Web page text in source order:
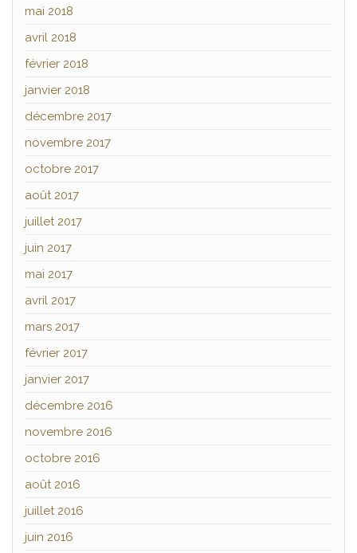
mai 2018
avril 2018
février 2018
janvier 2018
décembre 2017
novembre 2017
octobre 2017
août 2017
juillet 2017
juin 2017
mai 2017
avril 2017
mars 2017
février 2017
janvier 2017
décembre 2016
novembre 2016
octobre 2016
août 2016
juillet 2016
juin 2016